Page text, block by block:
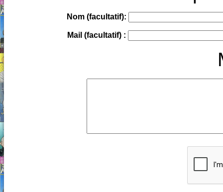
Nom (facultatif):
Mail (facultatif) :